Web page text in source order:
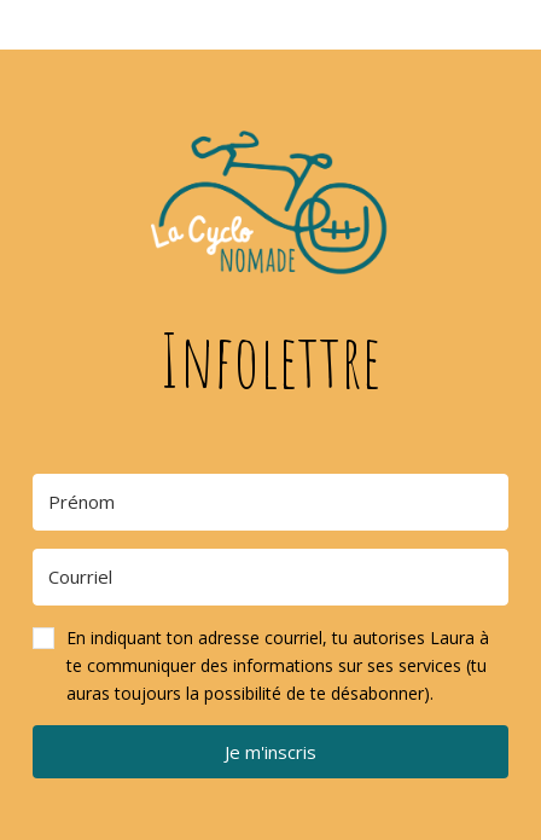
Infolettre
En indiquant ton adresse courriel, tu autorises Laura à
te communiquer des informations sur ses services (tu
auras toujours la possibilité de te désabonner).
Je m'inscris